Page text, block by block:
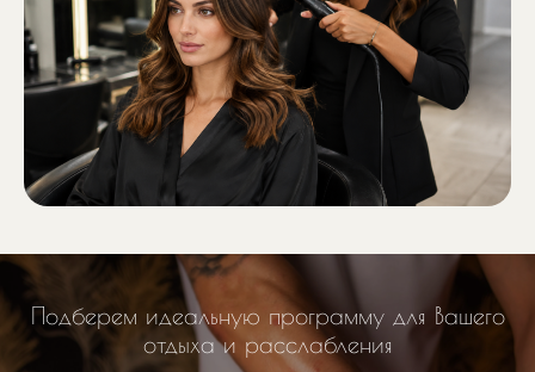
Подберем идеальную программу для Вашего
отдыха и расслабления